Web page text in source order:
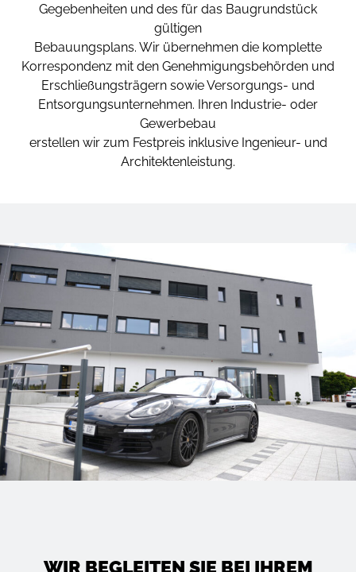
Gegebenheiten und des für das Baugrundstück
gültigen
Bebauungsplans. Wir übernehmen die komplette
Korrespondenz mit den Genehmigungsbehörden und
Erschließungsträgern sowie Versorgungs- und
Entsorgungsunternehmen. Ihren Industrie- oder
Gewerbebau
erstellen wir zum Festpreis inklusive Ingenieur- und
Architektenleistung.
WIR BEGLEITEN SIE BEI IHREM